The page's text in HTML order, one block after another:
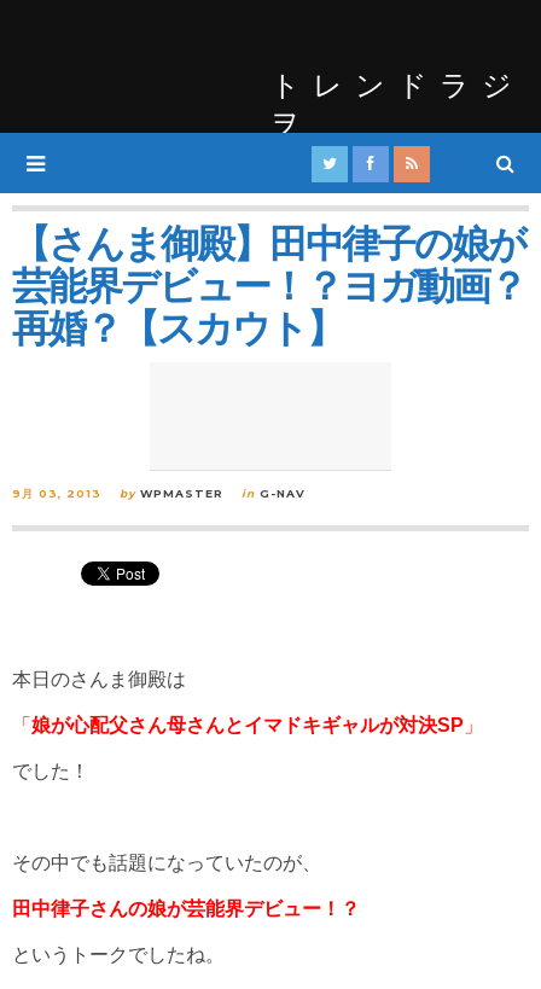
トレンドラジ
ヲ
【さんま御殿】田中律子の娘が
芸能界デビュー！？ヨガ動画？
再婚？【スカウト】
9月 03, 2013 by WPMASTER in G-NAV
本日のさんま御殿は
「 娘が心配父さん母さんとイマドキギャルが対決SP 」
でした！
その中でも話題になっていたのが、
田中律子さんの娘が芸能界デビュー！？
というトークでしたね。